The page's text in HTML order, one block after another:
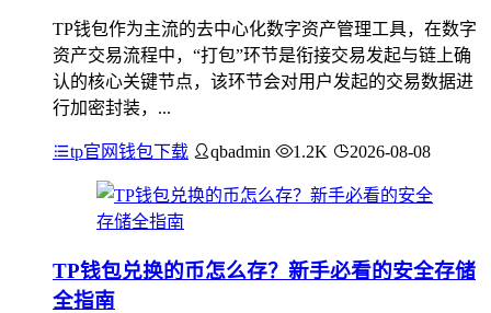
TP钱包作为主流的去中心化数字资产管理工具，在数字
资产交易流程中，“打包”环节是衔接交易发起与链上确
认的核心关键节点，该环节会对用户发起的交易数据进
行加密封装，...
tp官网钱包下载 qbadmin 1.2K 2026-08-08
TP钱包兑换的币怎么存？新手必看的安全存储
全指南